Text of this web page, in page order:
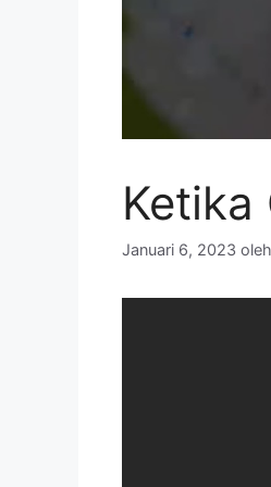
Ketika
Januari 6, 2023 oleh